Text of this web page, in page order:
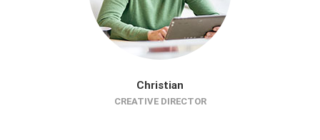
Christian
CREATIVE DIRECTOR